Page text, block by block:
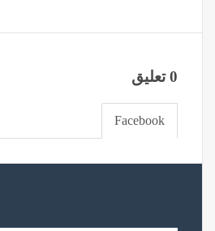
0 تعليق
Facebook